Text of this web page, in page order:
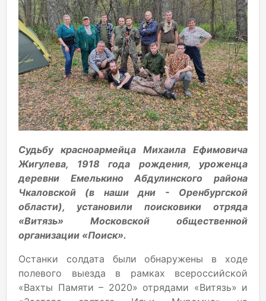
Судьбу красноармейца Михаила Ефимовича
Жигулева, 1918 года рождения, уроженца
деревни Емелькино Абдулинского района
Чкаловской (в наши дни - Оренбургской
области), установили поисковики отряда
«Витязь» Московской общественной
организации «Поиск».
Останки солдата были обнаружены в ходе
полевого выезда в рамках всероссийской
«Вахты Памяти – 2020» отрядами «Витязь» и